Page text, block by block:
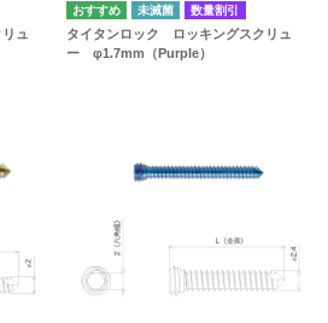
ュ
未滅菌 数量割引
タイタンロック ロッキングスクリュ
ー φ1.7mm（Purple）